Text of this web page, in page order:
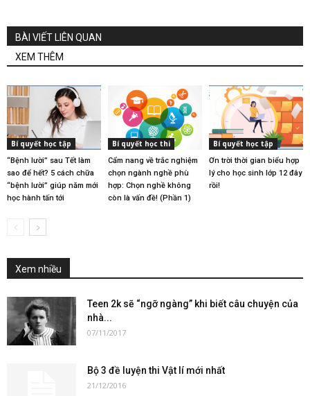
BÀI VIẾT LIÊN QUAN
XEM THÊM
Bí quyết học tập
“Bệnh lười” sau Tết làm
sao để hết? 5 cách chữa
“bệnh lười” giúp năm mới
học hành tấn tới
Bí quyết học thi
Cẩm nang về trắc nghiệm
chọn ngành nghề phù
hợp: Chọn nghề không
còn là vấn đề! (Phần 1)
Bí quyết học tập
Ơn trời thời gian biểu hợp
lý cho học sinh lớp 12 đây
rồi!
Xem nhiều
Teen 2k sẽ “ngỡ ngàng” khi biết câu chuyện của
nhà...
07/11/2017
Bộ 3 đề luyện thi Vật lí mới nhất
21/12/2016